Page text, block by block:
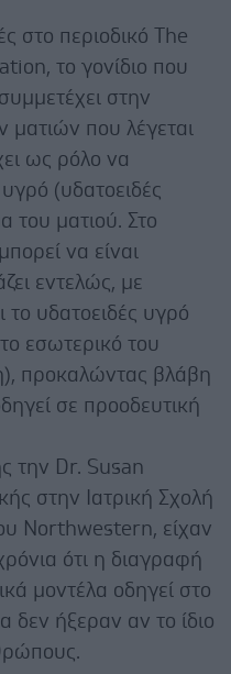
στο περιοδικό The
το γονίδιο που
στην
ματιών που λέγεται
ως ρόλο να
(υδατοειδές
του ματιού. Στο
να είναι
εντελώς, με
υδατοειδές υγρό
εσωτερικό του
προκαλώντας βλάβη
σε προοδευτική
την Dr. Susan
στην Ιατρική Σχολή
Northwestern, είχαν
ότι η διαγραφή
μοντέλα οδηγεί στο
ήξεραν αν το ίδιο